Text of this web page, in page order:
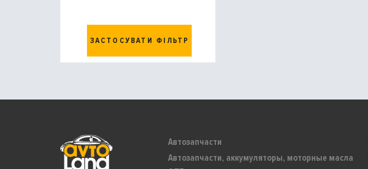
ЗАСТОСУВАТИ ФІЛЬТР
Автозапчасти
Автозапчасти, аккумуляторы, моторные масла